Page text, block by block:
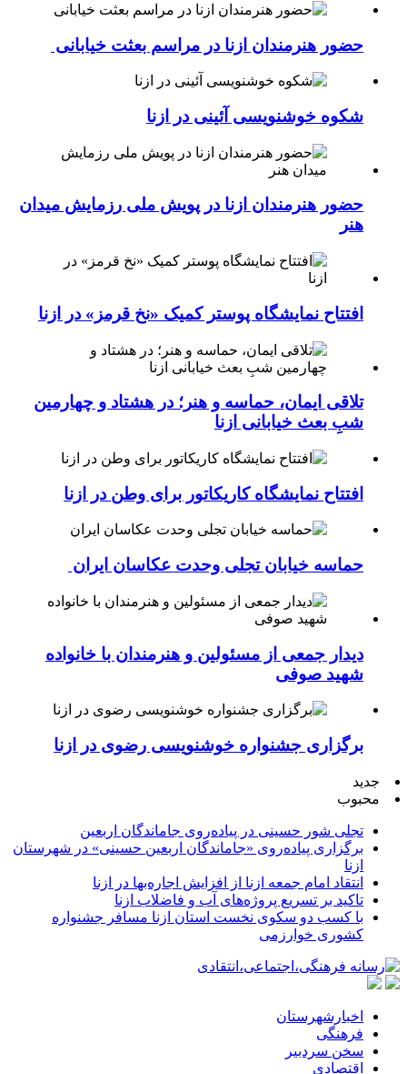
حضور هنرمندان ازنا در مراسم بعثت خیابانی
شکوه خوشنویسی آئینی در ازنا
حضور هنرمندان ازنا در پویش ملی رزمایش میدان
هنر
افتتاح نمایشگاه پوستر کمیک «نخ قرمز» در ازنا
تلاقی ایمان، حماسه و هنر؛ در هشتاد و چهارمین
شبِ بعث خیابانی ازنا
افتتاح نمایشگاه کاریکاتور برای وطن در ازنا
حماسه خیابان تجلی وحدت عکاسان ایران
دیدار جمعی از مسئولین و هنرمندان با خانواده
شهید صوفی
برگزاری جشنواره خوشنویسی رضوی در ازنا
جدید
محبوب
تجلی شور حسینی در پیاده‌روی جاماندگان اربعین
برگزاری پیاده‌روی «جاماندگان اربعین حسینی» در شهرستان
ازنا
انتقاد امام جمعه ازنا از افزایش اجاره‌بها در ازنا
تاکید بر تسریع پروژه‌های آب و فاضلاب ازنا
با کسب دو سکوی نخست استان ازنا مسافر جشنواره
کشوری خوارزمی
اخبارشهرستان
فرهنگی
سخن سردبیر
اقتصادی